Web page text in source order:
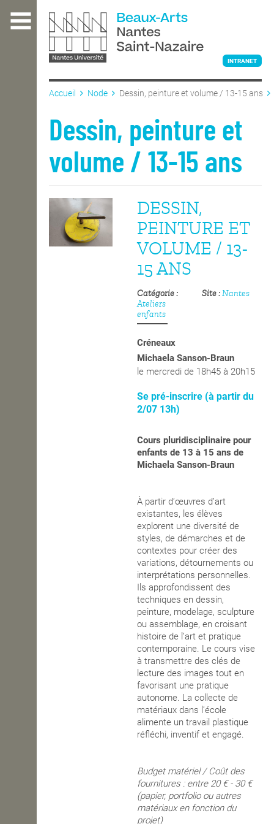
contenu
L'ÉCOLE
ENSEIGNEMENT
INTERNATIONAL
INTRANET
Accueil Node Dessin, peinture et volume / 13-15 ans
Dessin, peinture et
volume / 13-15 ans
DESSIN,
PEINTURE ET
VOLUME / 13-
15 ANS
Catégorie
Ateliers
enfants
Site Nantes
Créneaux
Michaela Sanson-Braun
le mercredi de 18h45 à 20h15
Se pré-inscrire (à partir du
2/07 13h)
Cours pluridisciplinaire pour
enfants de 13 à 15 ansde
Michaela Sanson-Braun
À partir d’œuvres d’art
existantes, les élèves
explorent une diversité de
styles, de démarches et de
contextes pour créer des
variations, détournements ou
interprétations personnelles.
Ils approfondissent des
techniques en dessin,
peinture, modelage, sculpture
ou assemblage, en croisant
histoire de l’art et pratique
contemporaine. Le cours vise
à transmettre des clés de
lecture des images tout en
favorisant une pratique
autonome. La collecte de
matériaux dans l’école
alimente un travail plastique
réfléchi, inventif et engagé.
Budget matériel / Coût des
fournitures : entre 20 € - 30 €
(papier, portfolio ou autres
matériaux en fonction du
projet)